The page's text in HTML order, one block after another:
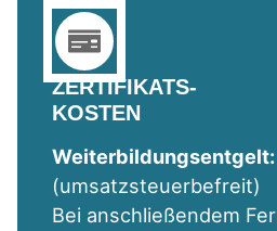
ZERTIFIKATS-
KOSTEN
Weiterbildungsentgelt:
(umsatzsteuerbefreit)
Bei anschließendem